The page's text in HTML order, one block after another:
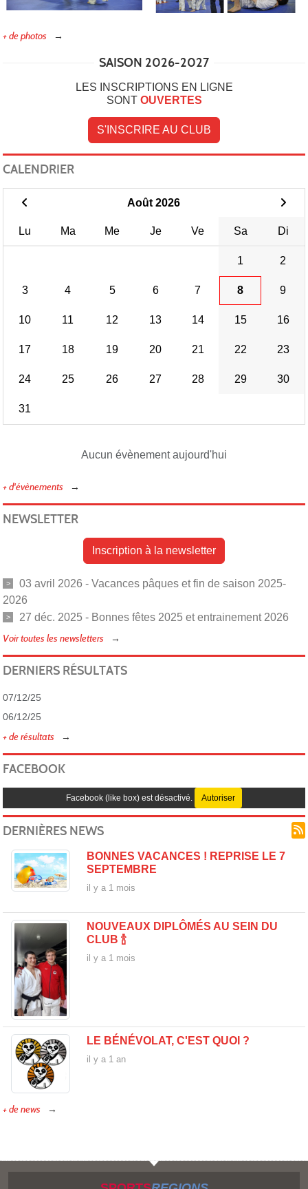
/
et
+ de photos
SAISON 2026-2027
LES INSCRIPTIONS EN LIGNE
SONT OUVERTES
S'INSCRIRE AU CLUB
CALENDRIER
Août 2026
Lu Ma Me Je Ve Sa Di
1 2
3 4 5 6 7 8 9
10 11 12 13 14 15 16
17 18 19 20 21 22 23
24 25 26 27 28 29 30
31
Aucun évènement aujourd'hui
+ d'évènements
NEWSLETTER
Inscription à la newsletter
03 avril 2026 - Vacances pâques et fin de saison 2025-
2026
27 déc. 2025 - Bonnes fêtes 2025 et entrainement 2026
Voir toutes les newsletters
DERNIERS RÉSULTATS
07/12/25
06/12/25
+ de résultats
FACEBOOK
Facebook (like box) est désactivé. Autoriser
DERNIÈRES NEWS
BONNES VACANCES ! REPRISE LE 7
SEPTEMBRE
il y a 1 mois
NOUVEAUX DIPLÔMÉS AU SEIN DU
CLUB 🍾
il y a 1 mois
LE BÉNÉVOLAT, C'EST QUOI ?
il y a 1 an
+ de news